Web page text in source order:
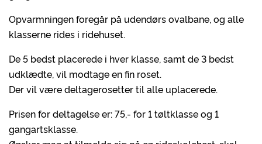
Opvarmningen foregår på udendørs ovalbane, og alle
klasserne rides i ridehuset.
De 5 bedst placerede i hver klasse, samt de 3 bedst
udklædte, vil modtage en fin roset.
Der vil være deltagerosetter til alle uplacerede.
Prisen for deltagelse er: 75,- for 1 tøltklasse og 1
gangartsklasse.